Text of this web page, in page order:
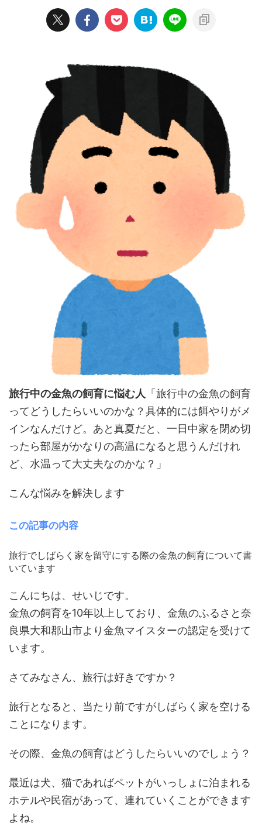
旅行中の金魚の飼育に悩む人 「旅行中の金魚の飼育
ってどうしたらいいのかな？具体的には餌やりがメ
インなんだけど。あと真夏だと、一日中家を閉め切
ったら部屋がかなりの高温になると思うんだけれ
ど、水温って大丈夫なのかな？」
こんな悩みを解決します
この記事の内容
旅行でしばらく家を留守にする際の金魚の飼育について書
いています
こんにちは、せいじです。
金魚の飼育を10年以上しており、金魚のふるさと奈
良県大和郡山市より金魚マイスターの認定を受けて
います。
さてみなさん、旅行は好きですか？
旅行となると、当たり前ですがしばらく家を空ける
ことになります。
その際、金魚の飼育はどうしたらいいのでしょう？
最近は犬、猫であればペットがいっしょに泊まれる
ホテルや民宿があって、連れていくことができます
よね。